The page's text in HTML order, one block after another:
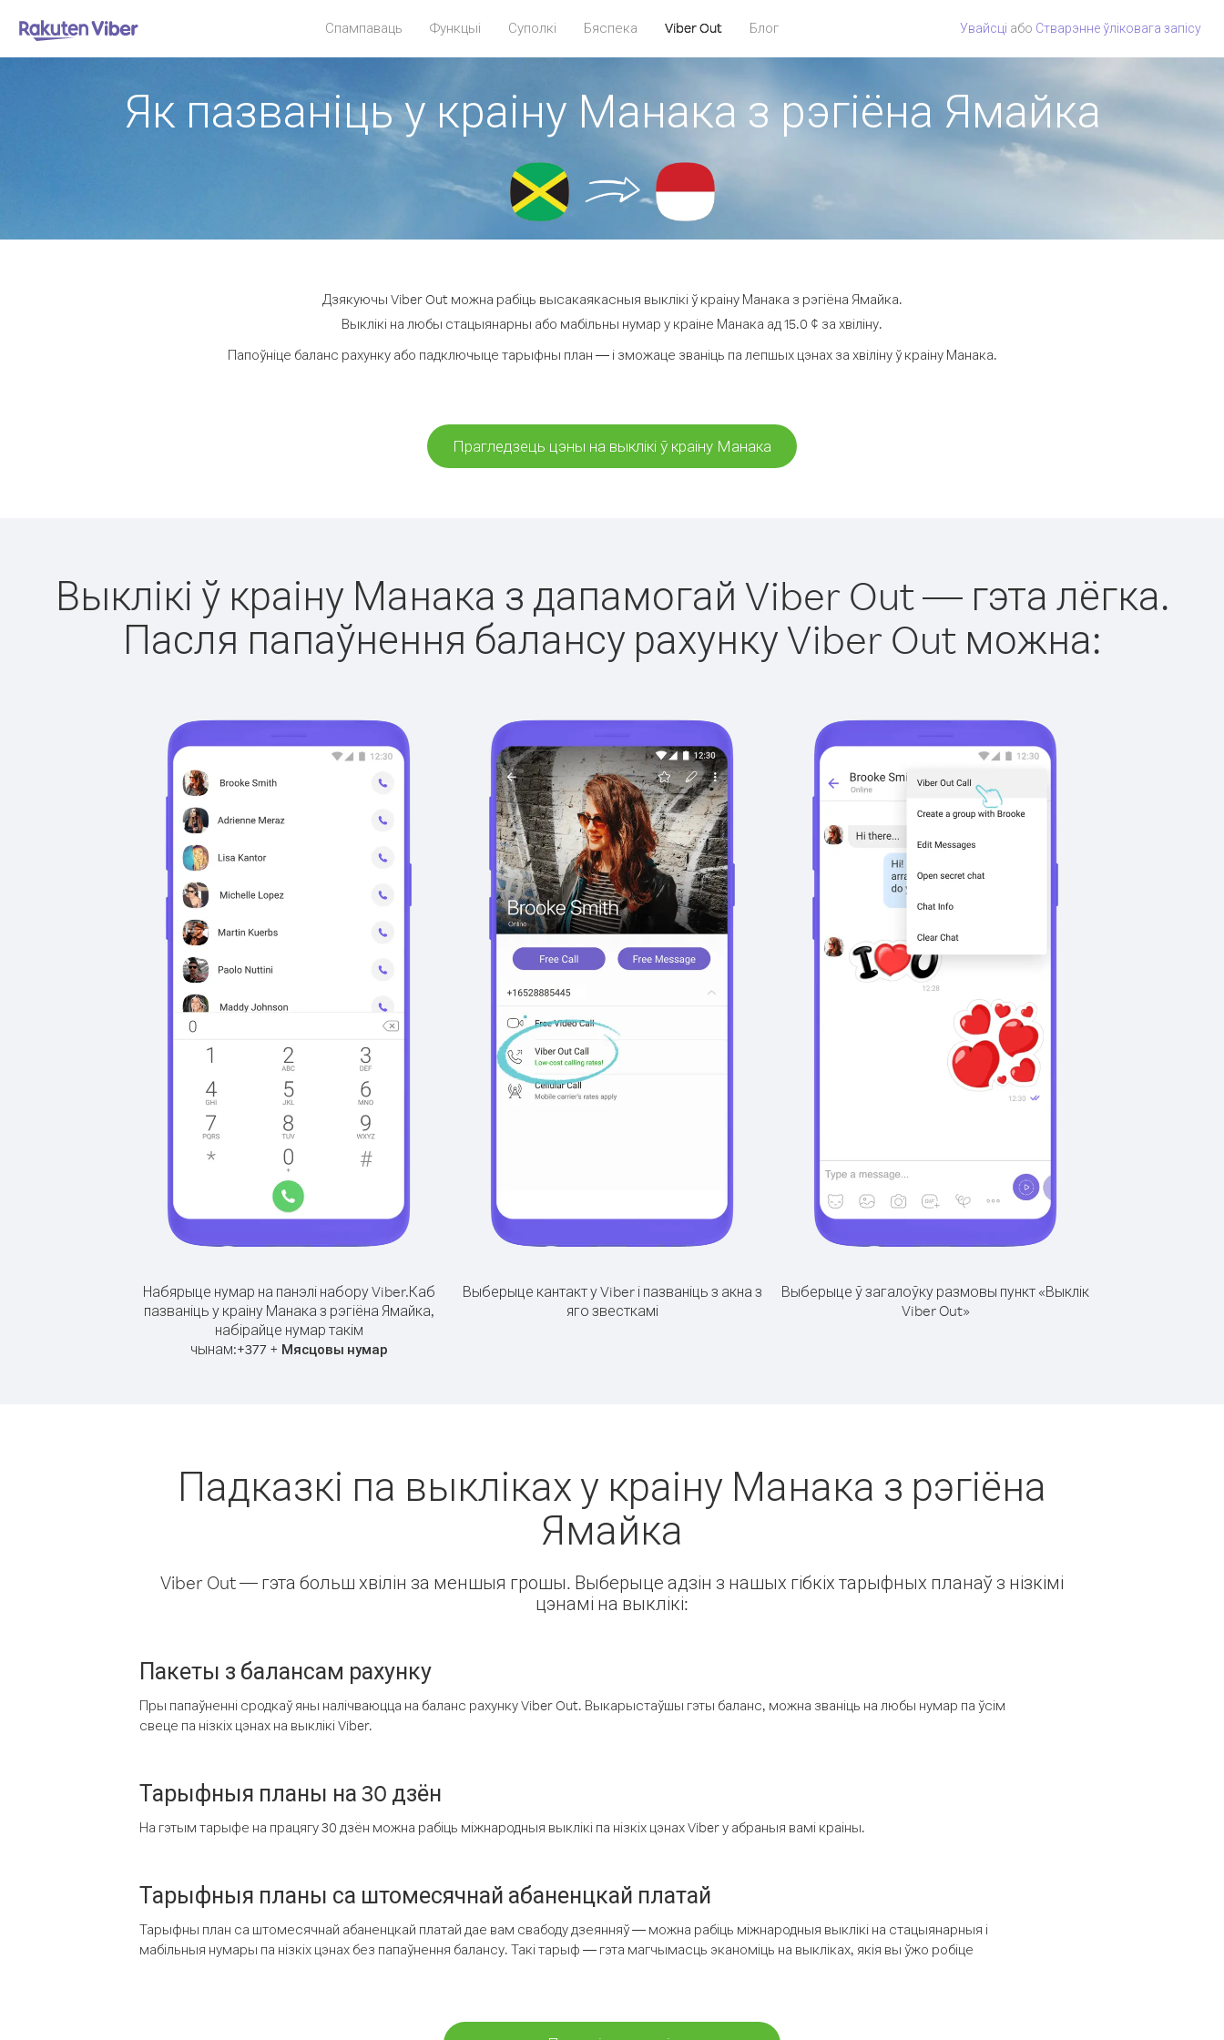
Спампаваць Функцыі Суполкі Бяспека Viber Out Блог Увайсці або Стварэнне ўліковага запісу
Як пазваніць у краіну Манака з рэгіёна Ямайка
Дзякуючы Viber Out можна рабіць высакаякасныя выклікі ў краіну Манака з рэгіёна Ямайка.
Выклікі на любы стацыянарны або мабільны нумар у краіне Манака ад 15.0 ¢ за хвіліну.
Папоўніце баланс рахунку або падключыце тарыфны план — і зможаце званіць па лепшых цэнах за хвіліну ў краіну Манака.
Прагледзець цэны на выклікі ў краіну Манака
Выклікі ў краіну Манака з дапамогай Viber Out — гэта лёгка.
Пасля папаўнення балансу рахунку Viber Out можна:
Набярыце нумар на панэлі набору Viber.Каб
пазваніць у краіну Манака з рэгіёна Ямайка,
набірайце нумар такім
чынам:+377+ Мясцовы нумар
Выберыце кантакт у Viber і пазваніць з акна з
яго звесткамі
Выберыце ў загалоўку размовы пункт «Выклік
Viber Out»
Падказкі па выкліках у краіну Манака з рэгіёна
Ямайка
Viber Out — гэта больш хвілін за меншыя грошы. Выберыце адзін з нашых гібкіх тарыфных планаў з нізкімі
цэнамі на выклікі:
Пакеты з балансам рахунку
Пры папаўненні сродкаў яны налічваюцца на баланс рахунку Viber Out. Выкарыстаўшы гэты баланс, можна званіць на любы нумар па ўсім
свеце па нізкіх цэнах на выклікі Viber.
Тарыфныя планы на 30 дзён
На гэтым тарыфе на працягу 30 дзён можна рабіць міжнародныя выклікі па нізкіх цэнах Viber у абраныя вамі краіны.
Тарыфныя планы са штомесячнай абаненцкай платай
Тарыфны план са штомесячнай абаненцкай платай дае вам свабоду дзеянняў — можна рабіць міжнародныя выклікі на стацыянарныя і
мабільныя нумары па нізкіх цэнах без папаўнення балансу. Такі тарыф — гэта магчымасць эканоміць на выкліках, якія вы ўжо робіце